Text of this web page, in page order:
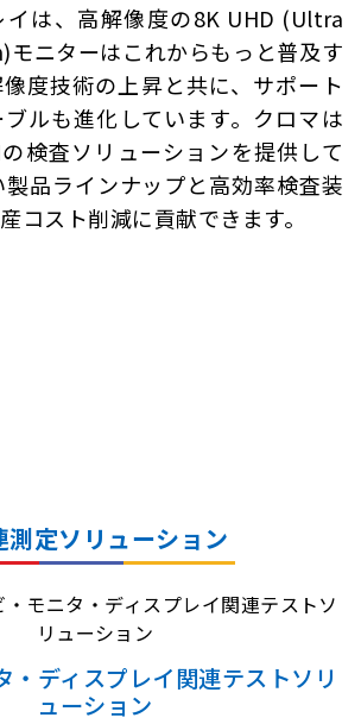
イは、高解像度の8K UHD (Ultra
ニターはこれからもっと普及す
度技術の上昇と共に、サポート
ルも進化しています。クロマは
検査ソリューションを提供して
製品ラインナップと高効率検査装
コスト削減に貢献できます。
測定ソリューション
・ディスプレイ関連テストソリ
ューション